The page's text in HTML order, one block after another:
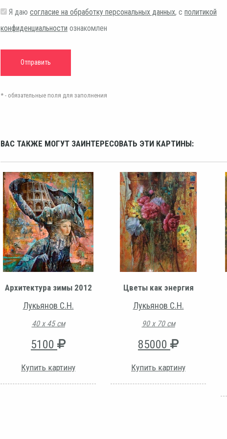
Я даю согласие на обработку персональных данных, с политикой
конфиденциальности ознакомлен
* - обязательные поля для заполнения
ВАС ТАКЖЕ МОГУТ ЗАИНТЕРЕСОВАТЬ ЭТИ КАРТИНЫ:
Архитектура зимы 2012
Лукьянов С.Н.
40 х 45 см
5100
Купить картину
Цветы как энергия
Лукьянов С.Н.
90 х 70 см
85000
Купить картину